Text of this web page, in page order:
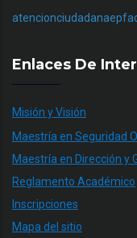
Enlaces De
Misión y Visión
Maestría en Seguridad
Maestría en Dirección y
Reglamento Académico
Inscripciones
Mapa del sitio